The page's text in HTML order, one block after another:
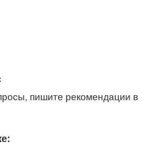
пишите рекомендации в